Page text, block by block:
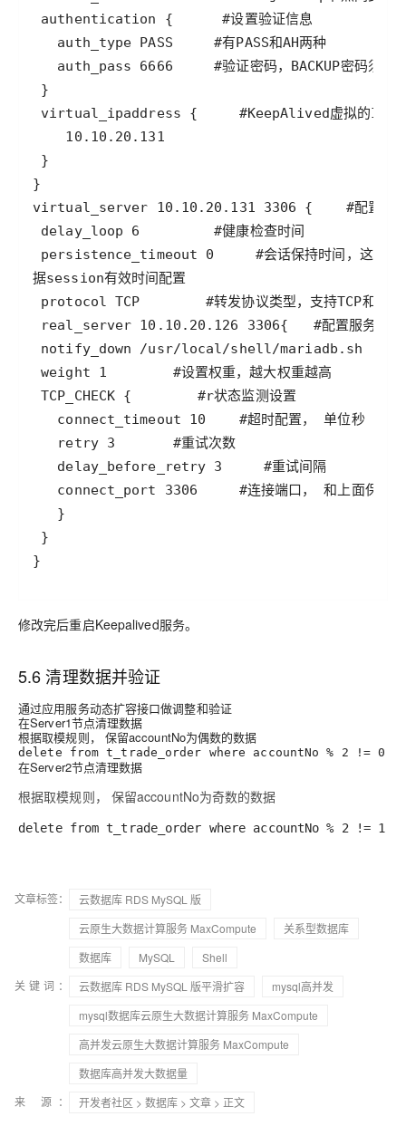
修改完后重启Keepalived服务。
5.6 清理数据并验证
通过应用服务动态扩容接口做调整和验证
在Server1节点清理数据
根据取模规则， 保留accountNo为偶数的数据
delete from t_trade_order where accountNo % 2 != 0
在Server2节点清理数据
根据取模规则， 保留accountNo为奇数的数据
delete from t_trade_order where accountNo % 2 != 1
文章标签：
云数据库 RDS MySQL 版
云原生大数据计算服务 MaxCompute
关系型数据库
数据库
MySQL
Shell
关键词：
云数据库 RDS MySQL 版平滑扩容
mysql高并发
mysql数据库云原生大数据计算服务 MaxCompute
高并发云原生大数据计算服务 MaxCompute
数据库高并发大数据量
来 源：
开发者社区 > 数据库 > 文章 > 正文